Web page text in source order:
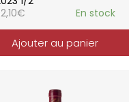
€ En stock
Ajouter au panier